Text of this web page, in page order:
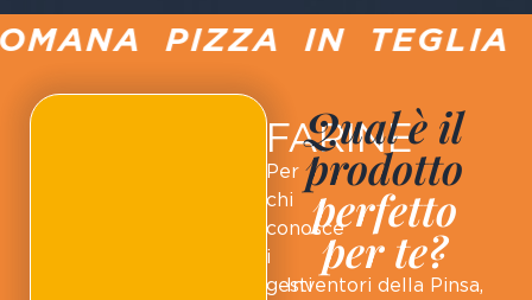
PIZZA IN TEGLIA
FARINE
Per
chi
conosce
i
gesti
Qual è il
prodotto
perfetto
per te?
Inventori della Pinsa,